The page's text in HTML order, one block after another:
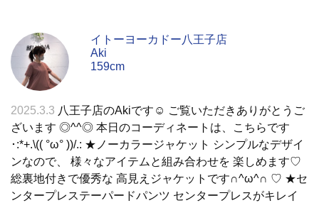
イトーヨーカドー八王子店
Aki
159cm
2025.3.3 八王子店のAkiです☺︎ ご覧いただきありがとうご
ざいます ◎^^◎ 本日のコーディネートは、こちらです
･:*+.\(( °ω° ))/.: ★ノーカラージャケット シンプルなデザイ
ンなので、 様々なアイテムと組み合わせを 楽しめます♡
総裏地付きで優秀な 高見えジャケットです∩^ω^∩ ♡ ★セ
ンタープレステーパードパンツ センタープレスがキレイ